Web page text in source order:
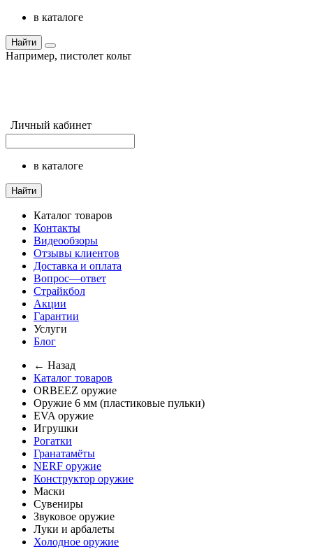
в каталоге
Найти
Например, пистолет кольт
Личный кабинет
в каталоге
Найти
Каталог товаров
Контакты
Видеообзоры
Отзывы клиентов
Доставка и оплата
Вопрос—ответ
Страйкбол
Акции
Гарантии
Услуги
Блог
← Назад
Каталог товаров
ORBEEZ оружие
Оружие 6 мм (пластиковые пульки)
EVA оружие
Игрушки
Рогатки
Гранатамёты
NERF оружие
Конструктор оружие
Маски
Сувениры
Звуковое оружие
Луки и арбалеты
Холодное оружие